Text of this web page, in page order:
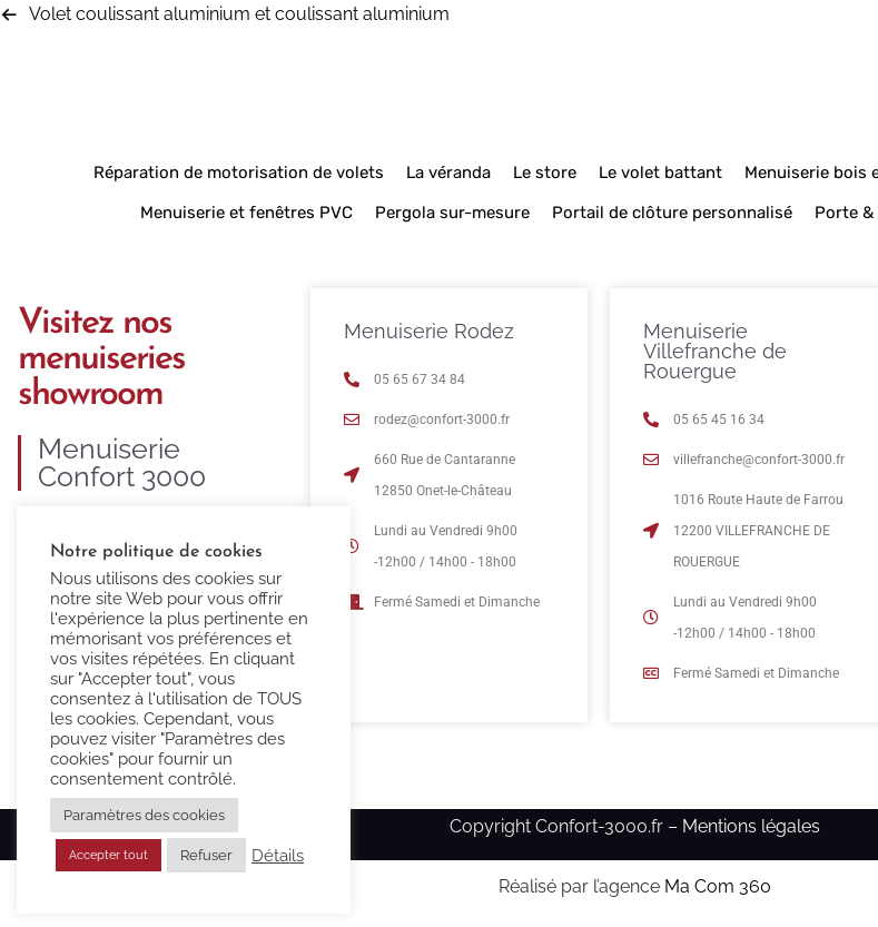
Volet coulissant aluminium et coulissant aluminium
Réparation de motorisation de volets La véranda Le store Le volet battant Menuiserie bois
Menuiserie et fenêtres PVC
Pergola sur-mesure Portail de clôture personnalisé Porte
Visitez nos
menuiseries
showroom
Menuiserie
Confort 3000
fourniture et pose de menuiseries
PVC, ALU, BOIS et MIXTE.
Menuiserie Rodez
05 65 67 34 84
rodez@confort-3000.fr
660 Rue de Cantaranne
12850 Onet-le-Château
Lundi au Vendredi 9h00
-12h00 / 14h00 - 18h00
Fermé Samedi et Dimanche
Menuiserie
Villefranche de
Rouergue
05 65 45 16 34
villefranche@confort-3000.fr
1016 Route Haute de Farrou
12200 VILLEFRANCHE DE
ROUERGUE
Lundi au Vendredi 9h00
-12h00 / 14h00 - 18h00
Fermé Samedi et Dimanche
Copyright Confort-3000.fr – Mentions légales
Réalisé par l’agence Ma Com 360
Notre politique de cookies
Nous utilisons des cookies sur
notre site Web pour vous offrir
l'expérience la plus pertinente en
mémorisant vos préférences et
vos visites répétées. En cliquant
sur "Accepter tout", vous
consentez à l'utilisation de TOUS
les cookies. Cependant, vous
pouvez visiter "Paramètres des
cookies" pour fournir un
consentement contrôlé.
Paramètres des cookies
Accepter tout Refuser Détails